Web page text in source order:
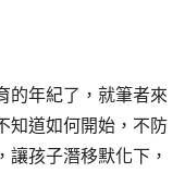
的年紀了，就筆者來
知道如何開始，不防
孩子潛移默化下，